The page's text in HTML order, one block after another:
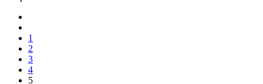
1
2
3
4
5